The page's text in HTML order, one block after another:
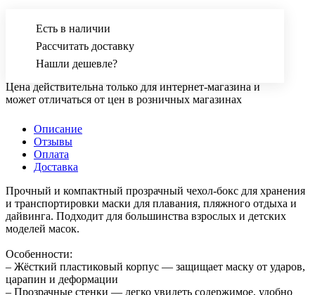
Есть в наличии
Рассчитать доставку
Нашли дешевле?
Цена действительна только для интернет-магазина и
может отличаться от цен в розничных магазинах
Описание
Отзывы
Оплата
Доставка
Прочный и компактный прозрачный чехол-бокс для хранения
и транспортировки маски для плавания, пляжного отдыха и
дайвинга. Подходит для большинства взрослых и детских
моделей масок.
Особенности:
– Жёсткий пластиковый корпус — защищает маску от ударов,
царапин и деформации
– Прозрачные стенки — легко увидеть содержимое, удобно